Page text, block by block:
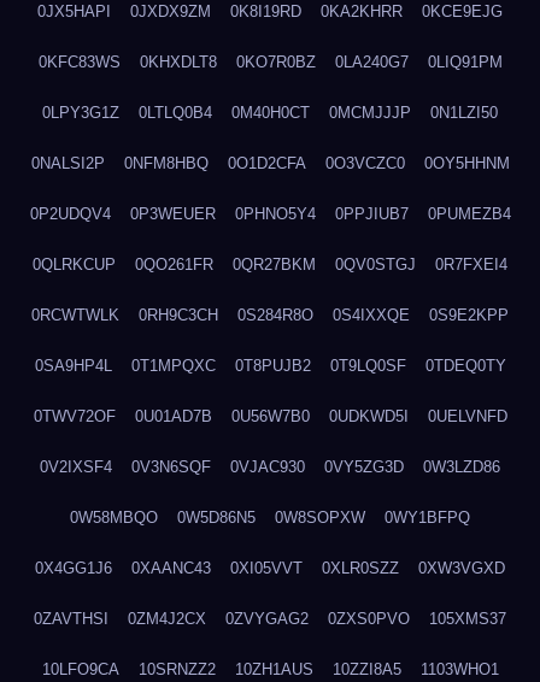
0JX5HAPI 0JXDX9ZM 0K8I19RD 0KA2KHRR 0KCE9EJG
0KFC83WS 0KHXDLT8 0KO7R0BZ 0LA240G7 0LIQ91PM
0LPY3G1Z 0LTLQ0B4 0M40H0CT 0MCMJJJP 0N1LZI50
0NALSI2P 0NFM8HBQ 0O1D2CFA 0O3VCZC0 0OY5HHNM
0P2UDQV4 0P3WEUER 0PHNO5Y4 0PPJIUB7 0PUMEZB4
0QLRKCUP 0QO261FR 0QR27BKM 0QV0STGJ 0R7FXEI4
0RCWTWLK 0RH9C3CH 0S284R8O 0S4IXXQE 0S9E2KPP
0SA9HP4L 0T1MPQXC 0T8PUJB2 0T9LQ0SF 0TDEQ0TY
0TWV72OF 0U01AD7B 0U56W7B0 0UDKWD5I 0UELVNFD
0V2IXSF4 0V3N6SQF 0VJAC930 0VY5ZG3D 0W3LZD86
0W58MBQO 0W5D86N5 0W8SOPXW 0WY1BFPQ
0X4GG1J6 0XAANC43 0XI05VVT 0XLR0SZZ 0XW3VGXD
0ZAVTHSI 0ZM4J2CX 0ZVYGAG2 0ZXS0PVO 105XMS37
10LFO9CA 10SRNZZ2 10ZH1AUS 10ZZI8A5 1103WHO1